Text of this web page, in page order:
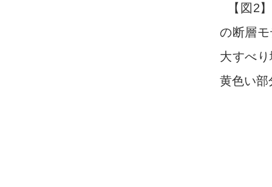
【図2
の断層
大すべ
黄色い部